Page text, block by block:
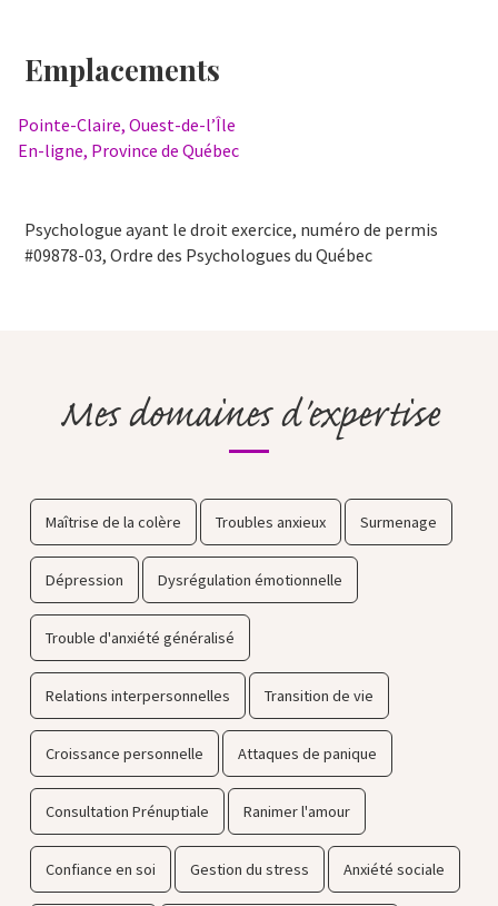
Emplacements
Pointe-Claire, Ouest-de-l’Île
En-ligne, Province de Québec
Psychologue ayant le droit exercice, numéro de permis
#09878-03, Ordre des Psychologues du Québec
Mes domaines d'expertise
Maîtrise de la colère Troubles anxieux Surmenage
Dépression Dysrégulation émotionnelle
Trouble d'anxiété généralisé
Relations interpersonnelles Transition de vie
Croissance personnelle Attaques de panique
Consultation Prénuptiale Ranimer l'amour
Confiance en soi Gestion du stress Anxiété sociale